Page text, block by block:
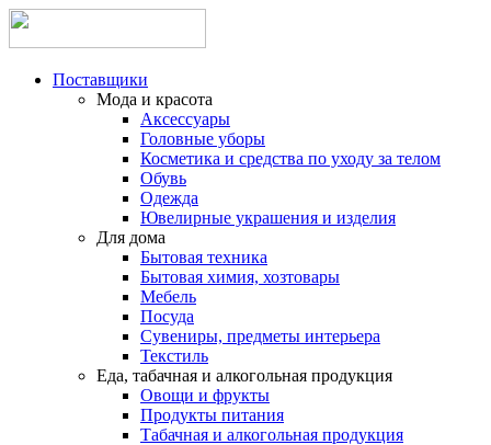
Поставщики
Мода и красота
Аксессуары
Головные уборы
Косметика и средства по уходу за телом
Обувь
Одежда
Ювелирные украшения и изделия
Для дома
Бытовая техника
Бытовая химия, хозтовары
Мебель
Посуда
Сувениры, предметы интерьера
Текстиль
Еда, табачная и алкогольная продукция
Овощи и фрукты
Продукты питания
Табачная и алкогольная продукция